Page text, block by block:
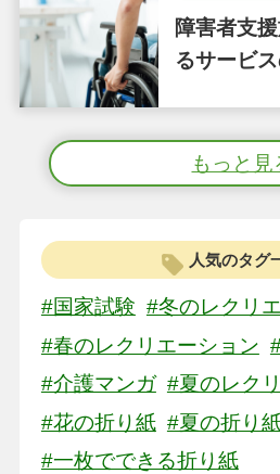
障害者支
るサービ
もっと見
人気のタグ
#国家試験 #冬のレクリ
#春のレクリエーション
#介護マンガ #夏のレク
#花の折り紙 #夏の折り
#一枚でできる折り紙